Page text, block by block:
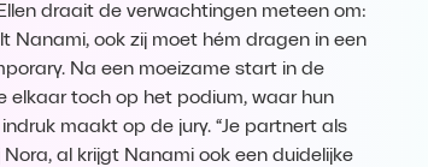
draait de verwachtingen meteen om:
Nanami, ook zij moet hém dragen in een
Na een moeizame start in de
elkaar toch op het podium, waar hun
maakt op de jury. “Je partnert als
Nora, al krijgt Nanami ook een duidelijke